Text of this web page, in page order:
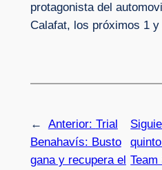
protagonista del
Calafat, los próximos 1 y
← Anterior: Trial
Benahavís: Busto
gana y recupera el